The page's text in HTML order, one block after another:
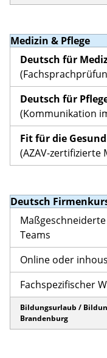
Medizin & Pflege
Deutsch für
Deutsch für
(Kommunikation
Fit für die
(AZAV-zertifizierte
Deutsch
Teams
Online oder
Fachspezifischer
Bildungsurlaub /
Brandenburg